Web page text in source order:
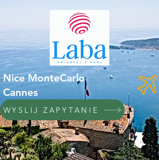
Nice MonteCarlo
Cannes
WYSLIJ ZAPYTANIE